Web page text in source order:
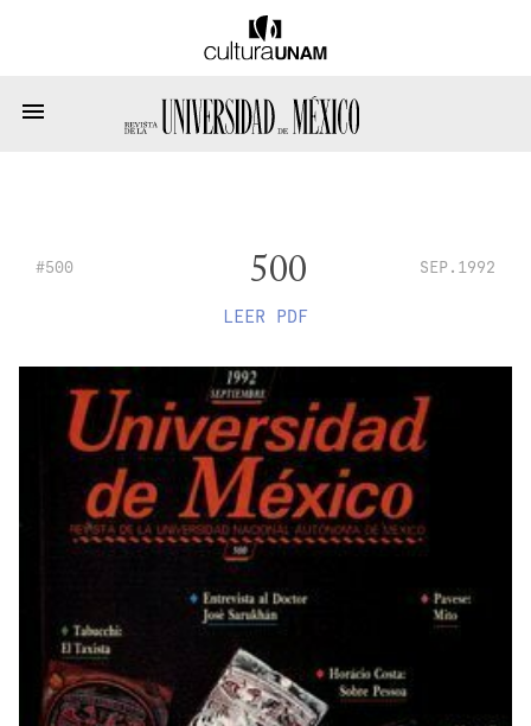
#500 500 SEP.1992
LEER PDF